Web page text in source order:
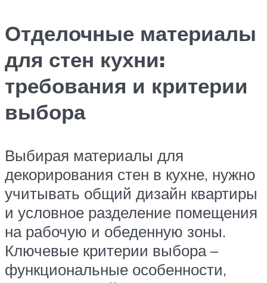
Отделочные материалы
для стен кухни:
требования и критерии
выбора
Выбирая материалы для
декорирования стен в кухне, нужно
учитывать общий дизайн квартиры
и условное разделение помещения
на рабочую и обеденную зоны.
Ключевые критерии выбора –
функциональные особенности,